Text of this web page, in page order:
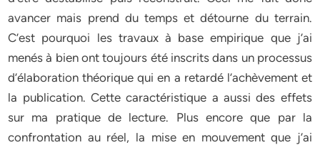
avancer mais prend du temps et détourne du terrain.
C’est pourquoi les travaux à base empirique que j’ai
menés à bien ont toujours été inscrits dans un processus
d’élaboration théorique qui en a retardé l’achèvement et
la publication. Cette caractéristique a aussi des effets
sur ma pratique de lecture. Plus encore que par la
confrontation au réel, la mise en mouvement que j’ai